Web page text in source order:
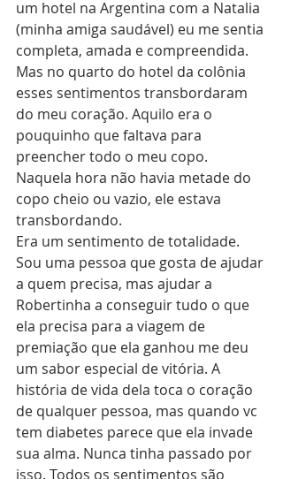
um hotel na Argentina com a Natalia
(minha amiga saudável) eu me sentia
completa, amada e compreendida.
Mas no quarto do hotel da colônia
esses sentimentos transbordaram
do meu coração. Aquilo era o
pouquinho que faltava para
preencher todo o meu copo.
Naquela hora não havia metade do
copo cheio ou vazio, ele estava
transbordando.
Era um sentimento de totalidade.
Sou uma pessoa que gosta de ajudar
a quem precisa, mas ajudar a
Robertinha a conseguir tudo o que
ela precisa para a viagem de
premiação que ela ganhou me deu
um sabor especial de vitória. A
história de vida dela toca o coração
de qualquer pessoa, mas quando vc
tem diabetes parece que ela invade
sua alma. Nunca tinha passado por
isso. Todos os sentimentos são